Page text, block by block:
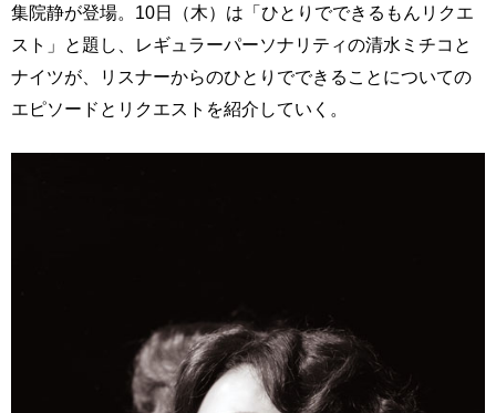
集院静が登場。10日（木）は「ひとりでできるもんリクエ
スト」と題し、レギュラーパーソナリティの清水ミチコと
ナイツが、リスナーからのひとりでできることについての
エピソードとリクエストを紹介していく。